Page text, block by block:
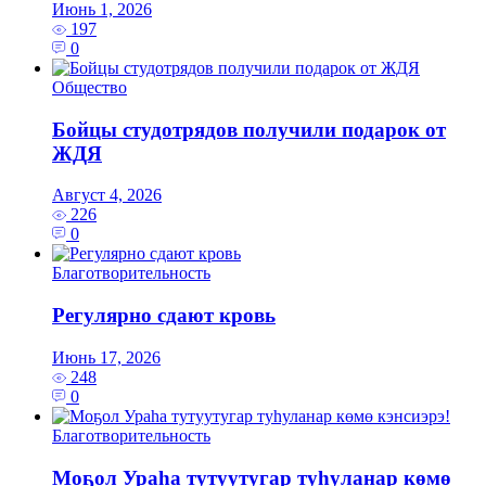
Июнь 1, 2026
197
0
Общество
Бойцы студотрядов получили подарок от
ЖДЯ
Август 4, 2026
226
0
Благотворительность
Регулярно сдают кровь
Июнь 17, 2026
248
0
Благотворительность
Моҕол Ураһа тутуутугар туһуланар көмө